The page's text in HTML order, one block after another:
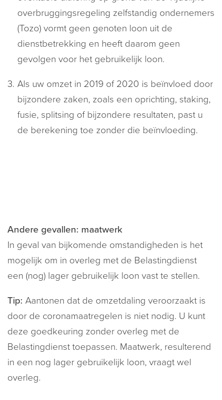
overbruggingsregeling zelfstandig ondernemers
(Tozo) vormt geen genoten loon uit de
dienstbetrekking en heeft daarom geen
gevolgen voor het gebruikelijk loon.
Als uw omzet in 2019 of 2020 is beïnvloed door
bijzondere zaken, zoals een oprichting, staking,
fusie, splitsing of bijzondere resultaten, past u
de berekening toe zonder die beïnvloeding.
Andere gevallen: maatwerk
In geval van bijkomende omstandigheden is het
mogelijk om in overleg met de Belastingdienst
een (nog) lager gebruikelijk loon vast te stellen.
Tip: Aantonen dat de omzetdaling veroorzaakt is
door de coronamaatregelen is niet nodig. U kunt
deze goedkeuring zonder overleg met de
Belastingdienst toepassen. Maatwerk, resulterend
in een nog lager gebruikelijk loon, vraagt wel
overleg.